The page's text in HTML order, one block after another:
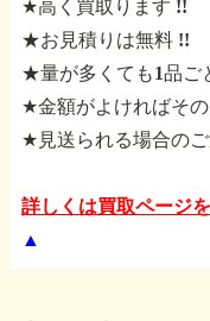
★高く買取ります !!
★お見積りは無料 !!
★量が多くても1品ご
★金額がよければその
★見送られる場合のご
詳しくは買取ページ
▲